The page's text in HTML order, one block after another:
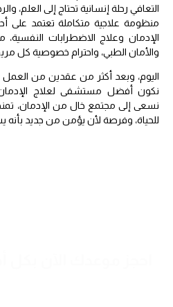
التعافي رحلة إنسانية تحتاج إلى العلم،
منظومة علاجية متكاملة تعتمد على
الإدمان وعلاج الاضطرابات النفسية،
والأمان الطبي، واحترام خصوصية كل
اليوم، وبعد أكثر من عقدين من العمل
نكون أفضل مستشفى لعلاج
نسعى إلى مجتمع خال من الإدمان،
للحياة، وفرصة لأن يؤمن من جديد بأنه